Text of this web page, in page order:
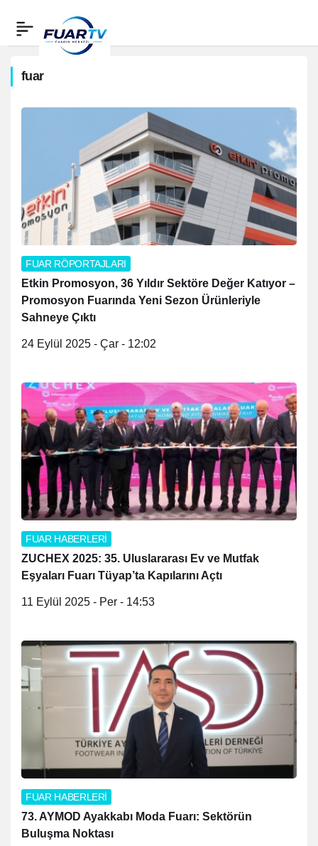
fuar
fuar
FUAR RÖPORTAJLARI
Etkin Promosyon, 36 Yıldır Sektöre Değer Katıyor –
Promosyon Fuarında Yeni Sezon Ürünleriyle
Sahneye Çıktı
24 Eylül 2025 - Çar - 12:02
FUAR HABERLERİ
ZUCHEX 2025: 35. Uluslararası Ev ve Mutfak
Eşyaları Fuarı Tüyap’ta Kapılarını Açtı
11 Eylül 2025 - Per - 14:53
FUAR HABERLERİ
73. AYMOD Ayakkabı Moda Fuarı: Sektörün
Buluşma Noktası